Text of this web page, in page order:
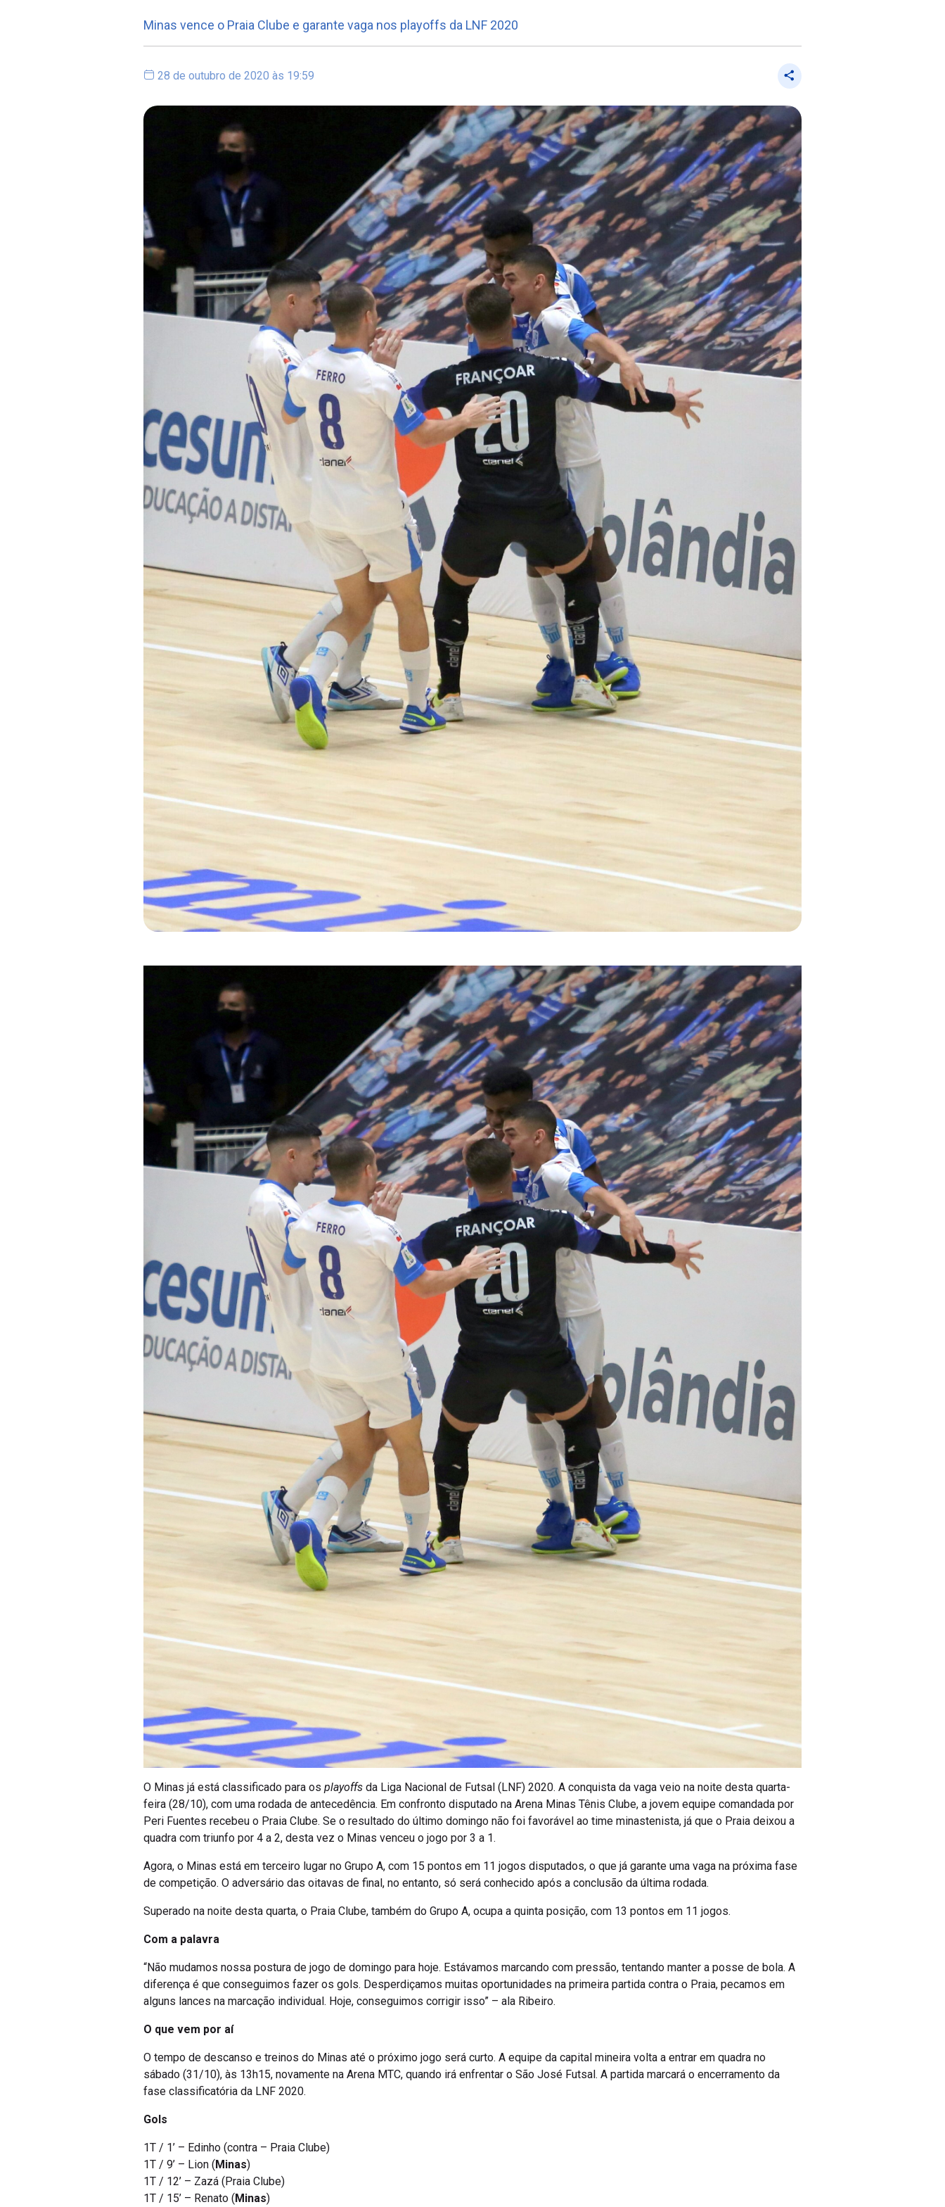
Minas vence o Praia Clube e garante vaga nos playoffs da LNF 2020
28 de outubro de 2020 às 19:59
O Minas já está classificado para os playoffs da Liga Nacional de Futsal (LNF) 2020. A conquista da vaga veio na noite desta quarta-
feira (28/10), com uma rodada de antecedência. Em confronto disputado na Arena Minas Tênis Clube, a jovem equipe comandada por
Peri Fuentes recebeu o Praia Clube. Se o resultado do último domingo não foi favorável ao time minastenista, já que o Praia deixou a
quadra com triunfo por 4 a 2, desta vez o Minas venceu o jogo por 3 a 1.
Agora, o Minas está em terceiro lugar no Grupo A, com 15 pontos em 11 jogos disputados, o que já garante uma vaga na próxima fase
de competição. O adversário das oitavas de final, no entanto, só será conhecido após a conclusão da última rodada.
Superado na noite desta quarta, o Praia Clube, também do Grupo A, ocupa a quinta posição, com 13 pontos em 11 jogos.
Com a palavra
“Não mudamos nossa postura de jogo de domingo para hoje. Estávamos marcando com pressão, tentando manter a posse de bola. A
diferença é que conseguimos fazer os gols. Desperdiçamos muitas oportunidades na primeira partida contra o Praia, pecamos em
alguns lances na marcação individual. Hoje, conseguimos corrigir isso” – ala Ribeiro.
O que vem por aí
O tempo de descanso e treinos do Minas até o próximo jogo será curto. A equipe da capital mineira volta a entrar em quadra no
sábado (31/10), às 13h15, novamente na Arena MTC, quando irá enfrentar o São José Futsal. A partida marcará o encerramento da
fase classificatória da LNF 2020.
Gols
1T / 1’ – Edinho (contra – Praia Clube)
1T / 9’ – Lion (Minas)
1T / 12’ – Zazá (Praia Clube)
1T / 15’ – Renato (Minas)